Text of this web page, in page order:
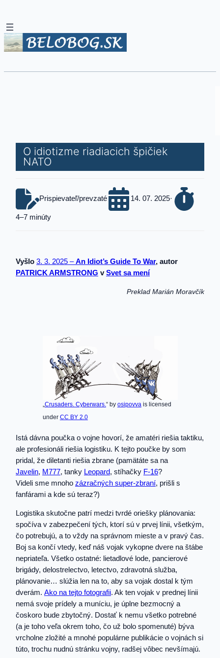
O idiotizme riadiacich špičiek
NATO
Prispievateľ/prevzaté 14. 07. 2025·
4–7 minúty
Vyšlo 3. 3. 2025 –An Idiot’s Guide To War, autor
PATRICK ARMSTRONG vSvet sa mení
Preklad Marián Moravčík
„Crusaders. Cyberwars.“ by osipovvais licensed
under CC BY 2.0
Istá dávna poučka o vojne hovorí, že amatéri riešia taktiku,
ale profesionáli riešia logistiku. K tejto poučke by som
pridal, že diletanti riešia zbrane (pamätáte sa na
Javelin, M777, tanky Leopard, stíhačky F-16?
Videli sme mnoho zázračných super-zbraní, prišli s
fanfárami a kde sú teraz?)
Logistika skutočne patrí medzi tvrdé oriešky plánovania:
spočíva v zabezpečení tých, ktorí sú v prvej línii, všetkým,
čo potrebujú, a to vždy na správnom mieste a v pravý čas.
Boj sa končí vtedy, keď náš vojak vykopne dvere na štábe
nepriateľa. Všetko ostatné: lietadlové lode, pancierové
brigády, delostrelectvo, letectvo, zdravotná služba,
plánovanie… slúžia len na to, aby sa vojak dostal k tým
dverám. Ako na tejto fotografii. Ak ten vojak v prednej línii
nemá svoje prídely a muníciu, je úplne bezmocný a
čoskoro bude zbytočný. Dostať k nemu všetko potrebné
(a je toho veľa okrem toho, čo už bolo spomenuté) býva
vrcholne zložité a mnohé populárne publikácie o vojnách si
túto, trochu nudnú stránku vojny, radšej vôbec nevšímajú.